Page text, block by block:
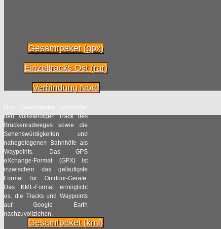
Gesamtpaket (gpx)
Einzeltracks Ost (rar)
Verbindung Nord
Das Gesamtpaket beinhaltet
den vollständigen Track des
Brückenradweges sowie die
Sehenswürdigkeiten und
nahegelegenen Bahnhöfe als
Waypoints. Das GPS
eXchange-Format (GPX) ist
inzwischen das geläufigste
Format für Outdoor-Geräte.
Das KML-Format ermöglicht
es, die Tracks und Waypoints
auf Google Earth
nachzuvollziehen.
Gesamtpaket (kml)